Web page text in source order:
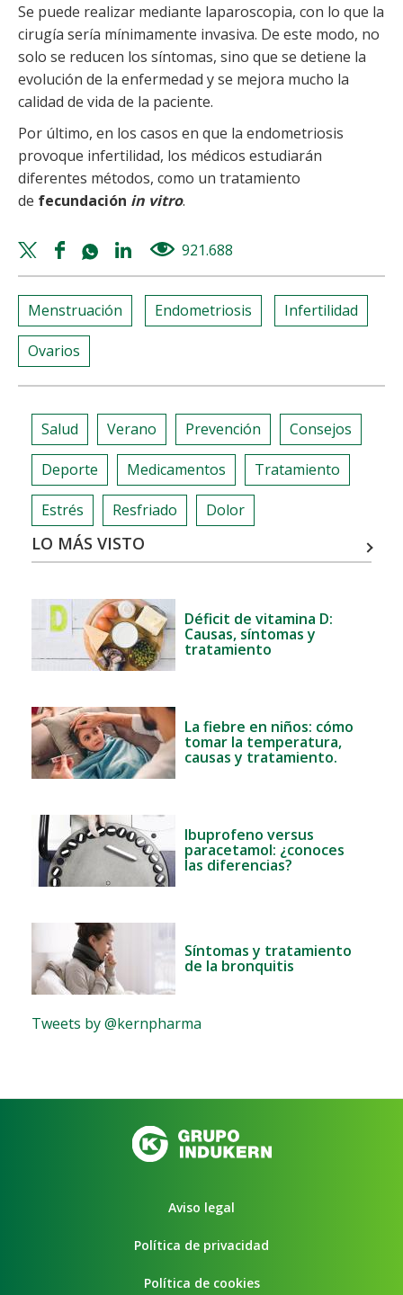
Se puede realizar mediante laparoscopia, con lo que la
cirugía sería mínimamente invasiva. De este modo, no
solo se reducen los síntomas, sino que se detiene la
evolución de la enfermedad y se mejora mucho la
calidad de vida de la paciente.
Por último, en los casos en que la endometriosis
provoque infertilidad, los médicos estudiarán
diferentes métodos, como un tratamiento
de fecundación in vitro.
Twitter
share
Facebook
share
Whatsapp
share
Linkedin
share
921.688
Menstruación Endometriosis Infertilidad
Ovarios
Salud Verano Prevención Consejos
Deporte Medicamentos Tratamiento
Estrés Resfriado Dolor
LO MÁS VISTO
Déficit de vitamina D:
Causas, síntomas y
tratamiento
La fiebre en niños: cómo
tomar la temperatura,
causas y tratamiento.
Ibuprofeno versus
paracetamol: ¿conoces
las diferencias?
Síntomas y tratamiento
de la bronquitis
Tweets by @kernpharma
Aviso legal
Política de privacidad
Política de cookies